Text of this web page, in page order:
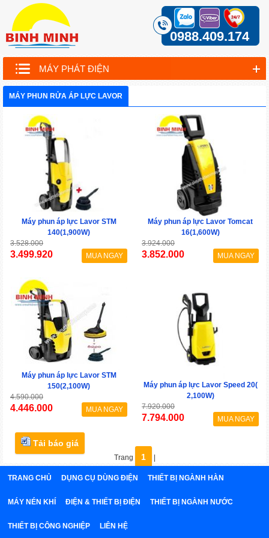
0988.409.174
MÁY PHÁT ĐIỆN
MÁY PHUN RỬA ÁP LỰC LAVOR
Máy phun áp lực Lavor STM
140(1,900W)
3.528.000
3.499.920 MUA NGAY
Máy phun áp lực Lavor Tomcat
16(1,600W)
3.924.000
3.852.000 MUA NGAY
Máy phun áp lực Lavor STM
150(2,100W)
4.590.000
4.446.000 MUA NGAY
Máy phun áp lực Lavor Speed 20(
2,100W)
7.920.000
7.794.000 MUA NGAY
Tải báo giá
Trang 1
TRANG CHỦ DỤNG CỤ DÙNG ĐIỆN THIẾT BỊ NGÀNH HÀN
MÁY NÉN KHÍ ĐIỆN & THIẾT BỊ ĐIỆN THIẾT BỊ NGÀNH NƯỚC
THIẾT BỊ CÔNG NGHIỆP LIÊN HỆ